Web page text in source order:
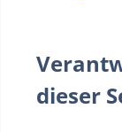
dieser